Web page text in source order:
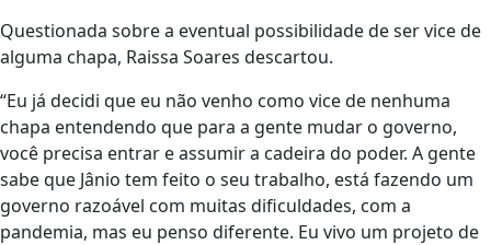
Questionada sobre a eventual possibilidade de ser vice de
alguma chapa, Raissa Soares descartou.
“Eu já decidi que eu não venho como vice de nenhuma
chapa entendendo que para a gente mudar o governo,
você precisa entrar e assumir a cadeira do poder. A gente
sabe que Jânio tem feito o seu trabalho, está fazendo um
governo razoável com muitas dificuldades, com a
pandemia, mas eu penso diferente. Eu vivo um projeto de